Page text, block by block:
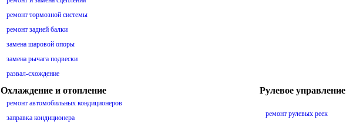
ремонт тормозной системы
ремонт задней балки
замена шаровой опоры
замена рычага подвески
развал-схождение
Охлаждение и отопление
ремонт автомобильных кондиционеров
заправка кондиционера
Рулевое управление
ремонт рулевых реек